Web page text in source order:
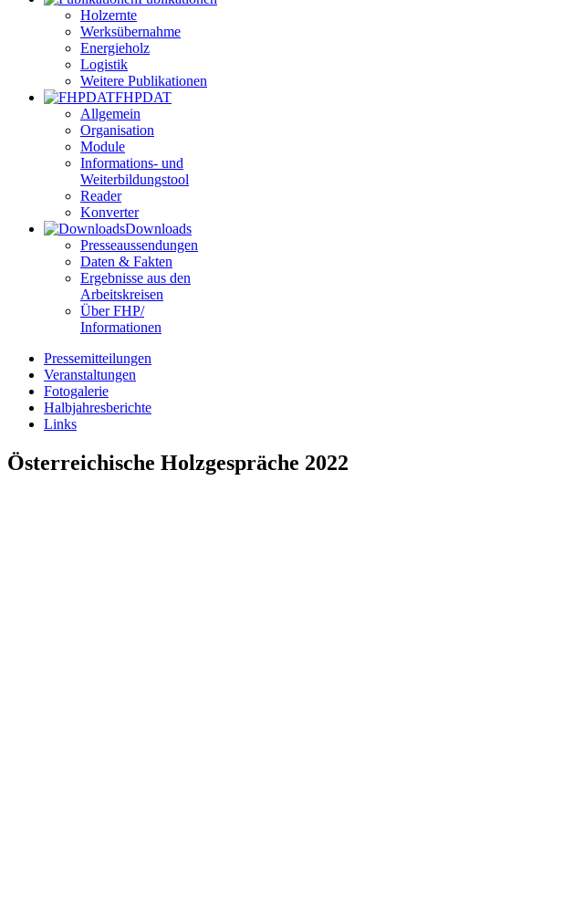
Holzernte
Werksübernahme
Energieholz
Logistik
Weitere Publikationen
FHPDAT
Allgemein
Organisation
Module
Informations- und
Weiterbildungstool
Reader
Konverter
Downloads
Presseaussendungen
Daten & Fakten
Ergebnisse aus den
Arbeitskreisen
Über FHP/
Informationen
Pressemitteilungen
Veranstaltungen
Fotogalerie
Halbjahresberichte
Links
Österreichische Holzgespräche 2022